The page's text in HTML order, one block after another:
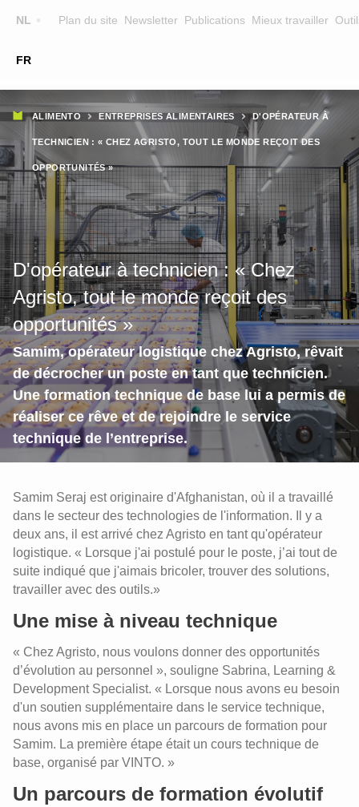
NL
FR
Plan du site Newsletter Publications Mieux travailler
Main
navigation
FORMATION
SUR ALIMENTO
EQUIPE
CONTACT
CHERCHER UNE FORMATION
Fil
d'Ariane
ALIMENTO ENTREPRISES ALIMENTAIRES D'OPÉRATEUR À
TECHNICIEN : « CHEZ AGRISTO, TOUT LE MONDE REÇOIT DES
OPPORTUNITÉS »
D'opérateur à technicien : « Chez
Agristo, tout le monde reçoit des
opportunités »
Samim, opérateur logistique chez Agristo, rêvait
de décrocher un poste en tant que technicien.
Une formation technique de base lui a permis de
réaliser ce rêve et de rejoindre le service
technique de l’entreprise.
Samim Seraj est originaire d'Afghanistan, où il a travaillé
dans le secteur des technologies de l'information. Il y a
deux ans, il est arrivé chez Agristo en tant qu'opérateur
logistique. « Lorsque j'ai postulé pour le poste, j’ai tout de
suite indiqué que j'aimais bricoler, trouver des solutions,
travailler avec des outils.»
Une mise à niveau technique
« Chez Agristo, nous voulons donner des opportunités
d’évolution au personnel », souligne Sabrina, Learning &
Development Specialist. « Lorsque nous avons eu besoin
d'un soutien supplémentaire dans le service technique,
nous avons mis en place un parcours de formation pour
Samim. La première étape était un cours technique de
base, organisé par VINTO. »
Un parcours de formation évolutif